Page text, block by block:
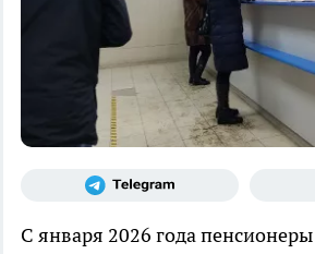
С января 2026 года